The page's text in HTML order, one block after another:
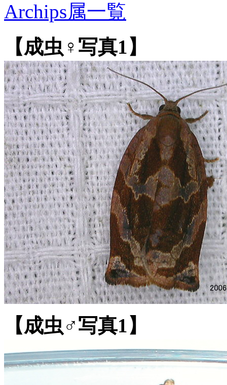
Archips属一覧
【成虫♀写真1】
【成虫♂写真1】